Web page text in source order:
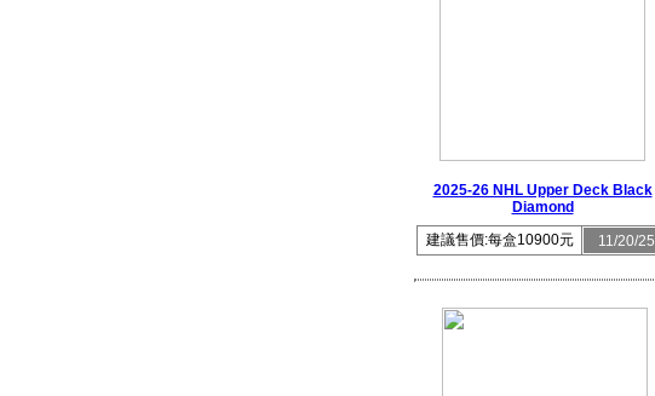
2025-26 NHL Upper Deck Black
Diamond
建議售價:每盒10900元
11/20/25